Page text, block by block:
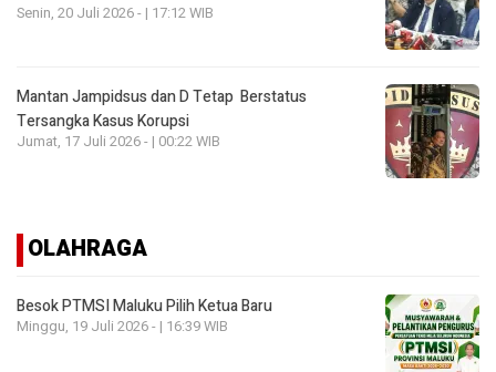
Senin, 20 Juli 2026 - | 17:12 WIB
Mantan Jampidsus dan D Tetap Berstatus
Tersangka Kasus Korupsi
Jumat, 17 Juli 2026 - | 00:22 WIB
OLAHRAGA
Besok PTMSI Maluku Pilih Ketua Baru
Minggu, 19 Juli 2026 - | 16:39 WIB